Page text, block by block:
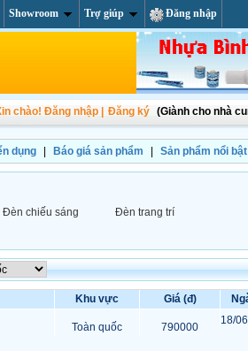
Showroom Trợ giúp Đăng nhập
chào! Đăng nhập | Đăng ký (Giành cho nhà
dụng Báo giá sản phẩm Sản phẩm nổi bật
Đèn chiếu sáng
Đèn trang trí
Khu vực Giá (đ)
Toàn quốc 790000
18/